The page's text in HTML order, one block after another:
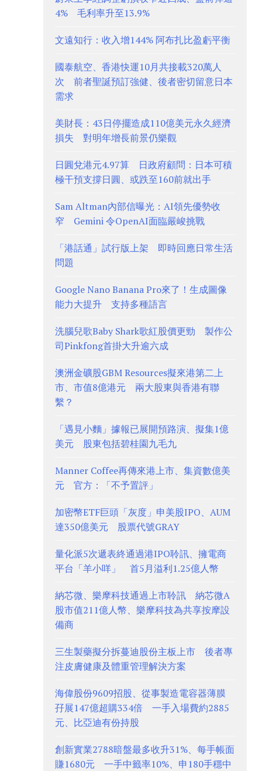
4% 毛利率升至13.9%
文遠知行：收入增144% 阿布扎比盈虧平衡
國泰航空、香港快運10月共接載320萬人
次 前者聖誕預訂強健、後者密切留意日本
需求
美財長：43日停擺造成110億美元永久經濟
損失 對明年增長前景仍樂觀
日圓兌港元4.97算 日政府顧問：日本可積
極干預支撐日圓、或跌至160前就出手
Sam Altman內部信曝光：AI領先優勢收
窄 Gemini 令OpenAI面臨嚴峻挑戰
「港話通」試行版上架 即時回應日常生活
問題
Google Nano Banana Pro來了！生成圖像
能力大提升 支持多種語言
洗腦兒歌Baby Shark歌紅股價更勁 製作公
司Pinkfong首掛大升逾六成
澳洲金礦股GBM Resources擬來港第二上
市、市值8億港元 兩大股東與香港有聯
繫？
「遇見小麵」據報已展開預路演、擬集1億
美元 股東包括碧桂園九毛九
Manner Coffee再傳來港上市、集資數億美
元 官方：「不予置評」
加密幣ETF巨頭「灰度」申美股IPO、AUM
達350億美元 股票代號GRAY
量化派5次遞表終通過港IPO聆訊、擁電商
平台「羊小咩」 首5月溢利1.25億人幣
納芯微、樂摩科技通過上市聆訊 納芯微A
股市值211億人幣、樂摩科技為共享按摩設
備商
三生製藥擬分拆蔓迪股份主板上市 後者專
注皮膚健康及體重管理解決方案
海偉股份9609招股、從事製造電容器薄膜
孖展147億超購334倍 一手入場費約2885
元、比亞迪有份持股
創新實業2788暗盤最多收升31%、每手帳面
賺1680元 一手中籤率10%、申180手穩中